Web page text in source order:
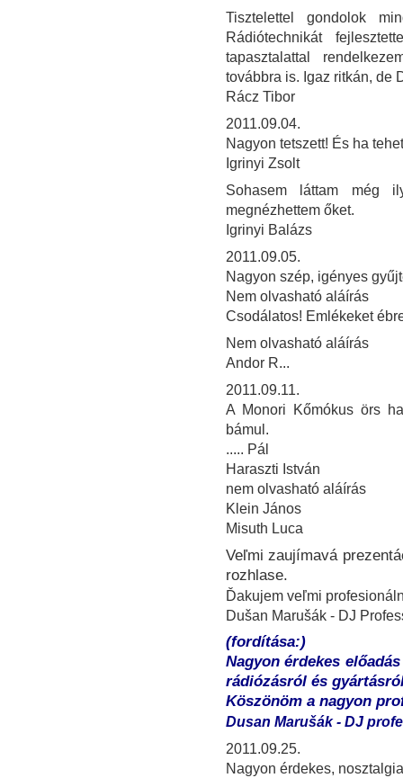
Tisztelettel gondolok
Rádiótechnikát
tapasztalattal
továbbra is. Igaz ritkán, de
Rácz Tibor
2011.09.04.
Nagyon tetszett! És ha
Igrinyi Zsolt
Sohasem láttam még
megnézhettem őket.
Igrinyi Balázs
2011.09.05.
Nagyon szép, igényes
Nem olvasható aláírás
Csodálatos! Emlékeket
Nem olvasható aláírás
Andor R...
2011.09.11.
A Monori Kőmókus örs
bámul.
..... Pál
Haraszti István
nem olvasható aláírás
Klein János
Misuth Luca
Veľmi zaujímavá
rozhlase.
Ďakujem veľmi
Dušan Marušák - DJ
(fordítása:)
Nagyon érdekes
rádiózásról és
Köszönöm a nagyon
Dusan Marušák - DJ
2011.09.25.
Nagyon érdekes,